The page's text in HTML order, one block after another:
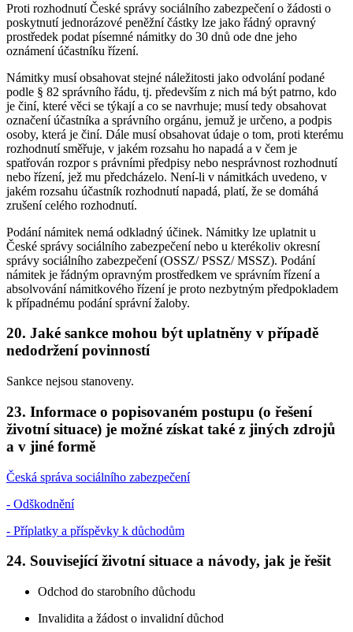
Proti rozhodnutí České správy sociálního zabezpečení o žádosti o
poskytnutí jednorázové peněžní částky lze jako řádný opravný
prostředek podat písemné námitky do 30 dnů ode dne jeho
oznámení účastníku řízení.
Námitky musí obsahovat stejné náležitosti jako odvolání podané
podle § 82 správního řádu, tj. především z nich má být patrno, kdo
je činí, které věci se týkají a co se navrhuje; musí tedy obsahovat
označení účastníka a správního orgánu, jemuž je určeno, a podpis
osoby, která je činí. Dále musí obsahovat údaje o tom, proti kterému
rozhodnutí směřuje, v jakém rozsahu ho napadá a v čem je
spatřován rozpor s právními předpisy nebo nesprávnost rozhodnutí
nebo řízení, jež mu předcházelo. Není-li v námitkách uvedeno, v
jakém rozsahu účastník rozhodnutí napadá, platí, že se domáhá
zrušení celého rozhodnutí.
Podání námitek nemá odkladný účinek. Námitky lze uplatnit u
České správy sociálního zabezpečení nebo u kterékoliv okresní
správy sociálního zabezpečení (OSSZ/ PSSZ/ MSSZ). Podání
námitek je řádným opravným prostředkem ve správním řízení a
absolvování námitkového řízení je proto nezbytným předpokladem
k případnému podání správní žaloby.
20. Jaké sankce mohou být uplatněny v případě
nedodržení povinností
Sankce nejsou stanoveny.
23. Informace o popisovaném postupu (o řešení
životní situace) je možné získat také z jiných zdrojů
a v jiné formě
Česká správa sociálního zabezpečení
- Odškodnění
- Příplatky a příspěvky k důchodům
24. Související životní situace a návody, jak je řešit
Odchod do starobního důchodu
Invalidita a žádost o invalidní důchod